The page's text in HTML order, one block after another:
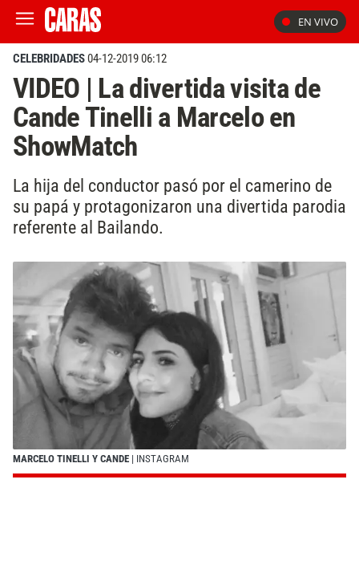
EN VIVO
CELEBRIDADES04-12-2019 06:12
VIDEO | La divertida visita de
Cande Tinelli a Marcelo en
ShowMatch
La hija del conductor pasó por el camerino de
su papá y protagonizaron una divertida parodia
referente al Bailando.
MARCELO TINELLI Y CANDE | INSTAGRAM